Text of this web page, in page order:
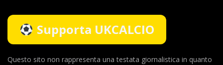
Supporta UKCALCIO
Questo sito non rappresenta una testata giornalistica in quanto